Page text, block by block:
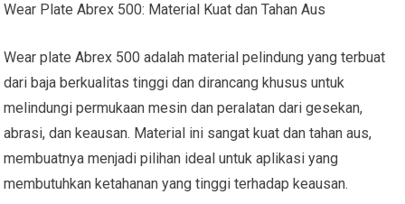
Wear Plate Abrex 500: Material Kuat dan Tahan Aus
Wear plate Abrex 500 adalah material pelindung yang terbuat
dari baja berkualitas tinggi dan dirancang khusus untuk
melindungi permukaan mesin dan peralatan dari gesekan,
abrasi, dan keausan. Material ini sangat kuat dan tahan aus,
membuatnya menjadi pilihan ideal untuk aplikasi yang
membutuhkan ketahanan yang tinggi terhadap keausan.